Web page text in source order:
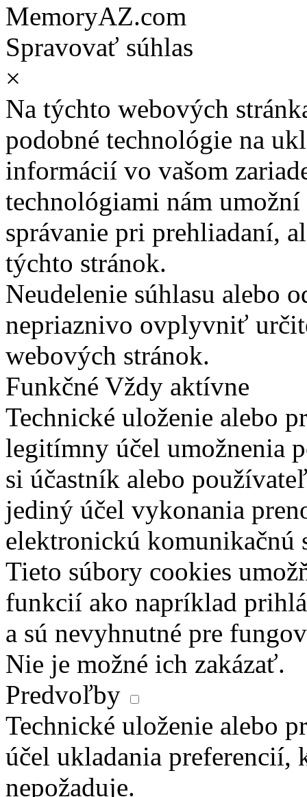
MemoryAZ.com
Spravovať súhlas
×
Na týchto webových
podobné technológie na
informácií vo vašom
technológiami nám
správanie pri prehliadaní,
týchto stránok.
Neudelenie súhlasu alebo
nepriaznivo ovplyvniť
webových stránok.
Funkčné Vždy aktívne
Technické uloženie alebo
legitímny účel umožnenia
si účastník alebo
jediný účel vykonania
elektronickú komunikačnú
Tieto súbory cookies
funkcií ako napríklad
a sú nevyhnutné pre
Nie je možné ich zakázať.
Predvoľby
Technické uloženie alebo
účel ukladania preferencií,
nepožaduje.